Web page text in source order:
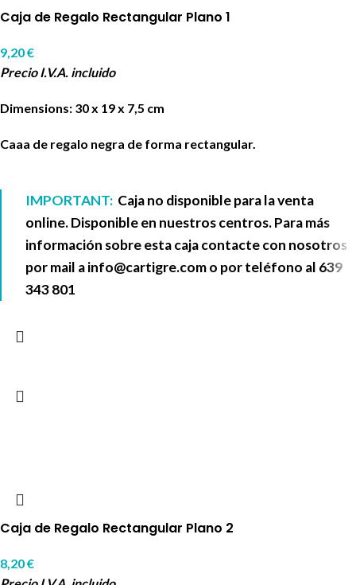
Caja de Regalo Rectangular Plano 1
9,20€
Precio I.V.A. incluido
Dimensions: 30 x 19 x 7,5 cm
Caaa de regalo negra de forma rectangular.
IMPORTANT: Caja no disponible para la venta
online. Disponible en nuestros centros. Para más
información sobre esta caja contacte con nosotros
por mail ainfo@cartigre.como por teléfono al 639
343 801
Caja de Regalo Rectangular Plano 2
8,20€